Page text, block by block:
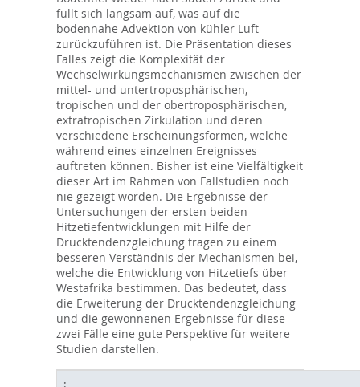
füllt sich langsam auf, was auf die
bodennahe Advektion von kühler Luft
zurückzuführen ist. Die Präsentation dieses
Falles zeigt die Komplexität der
Wechselwirkungsmechanismen zwischen der
mittel- und untertroposphärischen,
tropischen und der obertroposphärischen,
extratropischen Zirkulation und deren
verschiedene Erscheinungsformen, welche
während eines einzelnen Ereignisses
auftreten können. Bisher ist eine Vielfältigkeit
dieser Art im Rahmen von Fallstudien noch
nie gezeigt worden. Die Ergebnisse der
Untersuchungen der ersten beiden
Hitzetiefentwicklungen mit Hilfe der
Drucktendenzgleichung tragen zu einem
besseren Verständnis der Mechanismen bei,
welche die Entwicklung von Hitzetiefs über
Westafrika bestimmen. Das bedeutet, dass
die Erweiterung der Drucktendenzgleichung
und die gewonnenen Ergebnisse für diese
zwei Fälle eine gute Perspektive für weitere
Studien darstellen.